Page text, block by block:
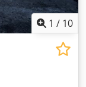
1 / 10